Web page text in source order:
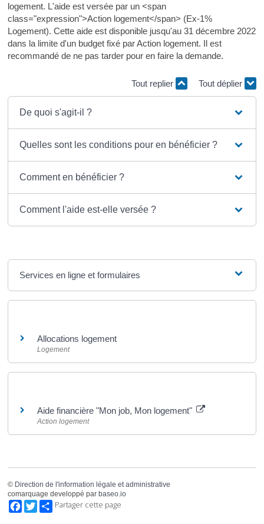
logement. L'aide est versée par un <span
class="expression">Action logement</span> (Ex-1%
Logement). Cette aide est disponible jusqu'au 31 décembre 2022
dans la limite d'un budget fixé par Action logement. Il est
recommandé de ne pas tarder pour en faire la demande.
Tout replier Tout déplier
De quoi s'agit-il ?
Quelles sont les conditions pour en bénéficier ?
Comment en bénéficier ?
Comment l'aide est-elle versée ?
Services en ligne et formulaires
Allocations logement
Logement
Aide financière "Mon job, Mon logement"
Action logement
© Direction de l'information légale et administrative
comarquage developpé par baseo.io
FacebookTwitterPartager cette page